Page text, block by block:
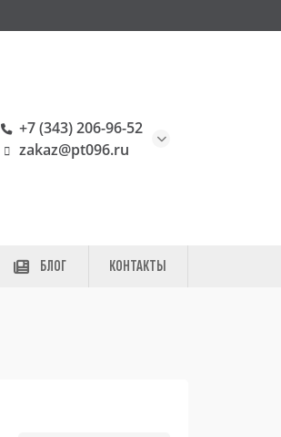
+7 (343) 206-96-52
zakaz@pt096.ru
БЛОГ КОНТАКТЫ